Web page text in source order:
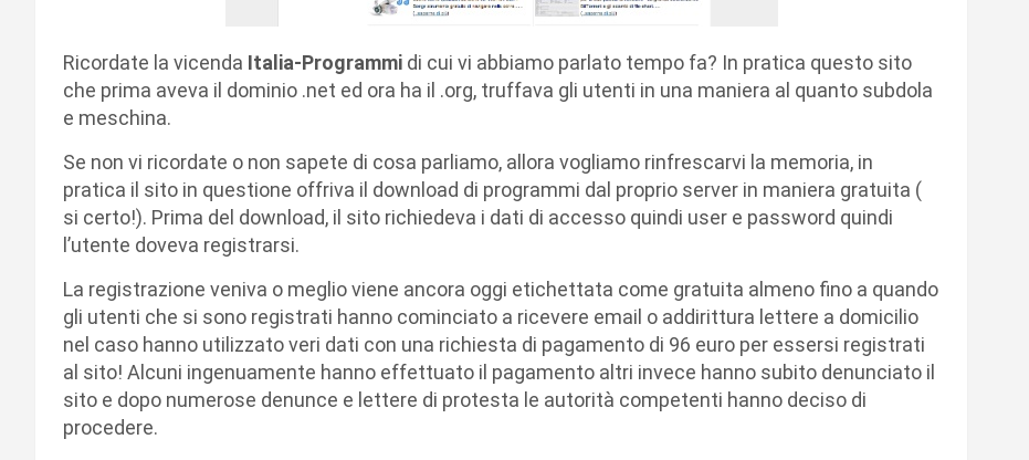
Ricordate la vicenda Italia-Programmi di cui vi abbiamo parlato tempo fa? In pratica questo sito
che prima aveva il dominio .net ed ora ha il .org, truffava gli utenti in una maniera al quanto subdola
e meschina.
Se non vi ricordate o non sapete di cosa parliamo, allora vogliamo rinfrescarvi la memoria, in
pratica il sito in questione offriva il download di programmi dal proprio server in maniera gratuita (
si certo!). Prima del download, il sito richiedeva i dati di accesso quindi user e password quindi
l’utente doveva registrarsi.
La registrazione veniva o meglio viene ancora oggi etichettata come gratuita almeno fino a quando
gli utenti che si sono registrati hanno cominciato a ricevere email o addirittura lettere a domicilio
nel caso hanno utilizzato veri dati con una richiesta di pagamento di 96 euro per essersi registrati
al sito! Alcuni ingenuamente hanno effettuato il pagamento altri invece hanno subito denunciato il
sito e dopo numerose denunce e lettere di protesta le autorità competenti hanno deciso di
procedere.